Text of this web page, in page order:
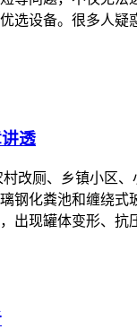
选设备。很多人
透
改厕、乡镇小区
钢化粪池和缠绕
出现罐体变形、